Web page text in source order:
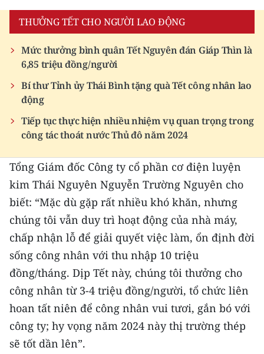
Media Giáo dục
Media Y tế
Media Khoa học - Công nghệ
Media Môi trường
Infographic
TIN MỚI
TIN ĐỊA PHƯƠNG
Trung du và miền núi phía Bắc
Đồng bằng sông Hồng
Bắc Trung Bộ
Duyên hải Nam Trung Bộ và Tây
Nguyên
Đông Nam Bộ
THƯỞNG TẾT CHO NGƯỜI LAO ĐỘNG
Mức thưởng bình quân Tết Nguyên đán Giáp Thìn là
6,85 triệu đồng/người
Bí thư Tỉnh ủy Thái Bình tặng quà Tết công nhân lao
động
Tiếp tục thực hiện nhiều nhiệm vụ quan trọng trong
công tác thoát nước Thủ đô năm 2024
Tổng Giám đốc Công ty cổ phần cơ điện luyện
kim Thái Nguyên Nguyễn Trường Nguyên cho
biết: “Mặc dù gặp rất nhiều khó khăn, nhưng
chúng tôi vẫn duy trì hoạt động của nhà máy,
chấp nhận lỗ để giải quyết việc làm, ổn định đời
sống công nhân với thu nhập 10 triệu
đồng/tháng. Dịp Tết này, chúng tôi thưởng cho
công nhân từ 3-4 triệu đồng/người, tổ chức liên
hoan tất niên để công nhân vui tươi, gắn bó với
công ty; hy vọng năm 2024 này thị trường thép
sẽ tốt dần lên”.